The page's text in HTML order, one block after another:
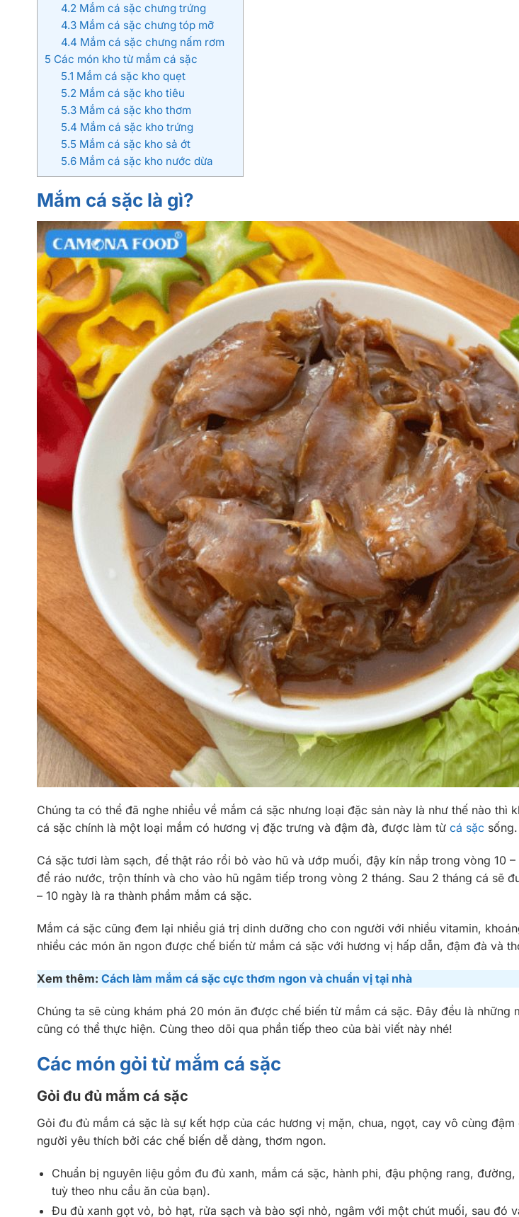
4.2 Mắm cá sặc chưng trứng
4.3Mắm cá sặc chưng tóp mỡ
4.4 Mắm cá sặc chưng nấm rơm
5 Các món kho từ mắm cá sặc
5.1 Mắm cá sặc kho quẹt
5.2 Mắm cá sặc kho tiêu
5.3Mắm cá sặc kho thơm
5.4 Mắm cá sặc kho trứng
5.5 Mắm cá sặc kho sả ớt
5.6Mắm cá sặc kho nước dừa
Mắm cá sặc là gì?
Chúng ta có thể đã nghe nhiều về mắm cá sặc nhưng loại đặc sản này là như thế nào thì
cá sặc chính là một loại mắm có hương vị đặc trưng và đậm đà, được làm từ cá sặc sống.
Cá sặc tươi làm sạch, để thật ráo rồi bỏ vào hũ và ướp muối, đậy kín nắp trong vòng 10
để ráo nước, trộn thính và cho vào hũ ngâm tiếp trong vòng 2 tháng. Sau 2 tháng cá sẽ
– 10 ngày là ra thành phẩm mắm cá sặc.
Mắm cá sặc cũng đem lại nhiều giá trị dinh dưỡng cho con người với nhiều vitamin,
nhiều các món ăn ngon được chế biến từ mắm cá sặc với hương vị hấp dẫn, đậm đà và
Xem thêm: Cách làm mắm cá sặc cực thơm ngon và chuẩn vị tại nhà
Chúng ta sẽ cùng khám phá 20 món ăn được chế biến từ mắm cá sặc. Đây đều là những
cũng có thể thực hiện. Cùng theo dõi qua phần tiếp theo của bài viết này nhé!
Các món gỏi từ mắm cá sặc
Gỏi đu đủ mắm cá sặc
Gỏi đu đủ mắm cá sặc là sự kết hợp của các hương vị mặn, chua, ngọt, cay vô cùng
người yêu thích bởi các chế biến dễ dàng, thơm ngon.
Chuẩn bị nguyên liệu gồm đu đủ xanh, mắm cá sặc, hành phi, đậu phộng rang,
tuỳ theo nhu cầu ăn của bạn).
Đu đủ xanh gọt vỏ, bỏ hạt, rửa sạch và bào sợi nhỏ, ngâm với một chút muối, sau đó